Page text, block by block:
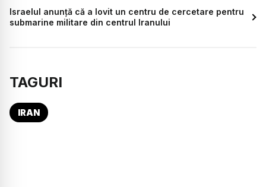
Israelul anunță că a lovit un centru de cercetare pentru
submarine militare din centrul Iranului
TAGURI
IRAN